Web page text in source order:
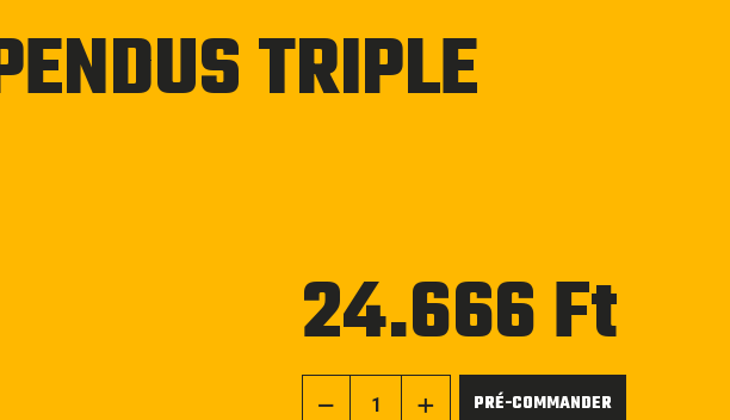
TRIPLE
24.666 Ft
PRÉ-COMMANDER